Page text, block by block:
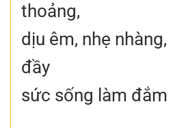
thoảng,
dịu êm, nhẹ
đầy
sức sống làm